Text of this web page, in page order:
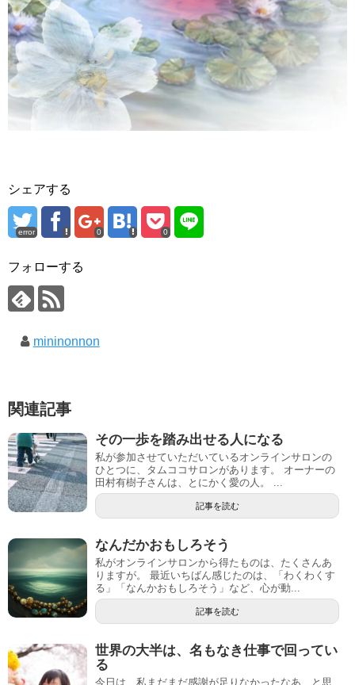
シェアする
error 0 0
フォローする
mininonnon
関連記事
その一歩を踏み出せる人になる
私が参加させていただいているオンラインサロンの
ひとつに、タムココサロンがあります。 オーナーの
田村有樹子さんは、とにかく愛の人。 ...
記事を読む
なんだかおもしろそう
私がオンラインサロンから得たものは、たくさんあ
りますが。 最近いちばん感じたのは、「わくわくす
る」「なんかおもしろそう」など、心が動...
記事を読む
世界の大半は、名もなき仕事で回ってい
る
今日は、私まだまだ感謝が足りなかったなあ…と思